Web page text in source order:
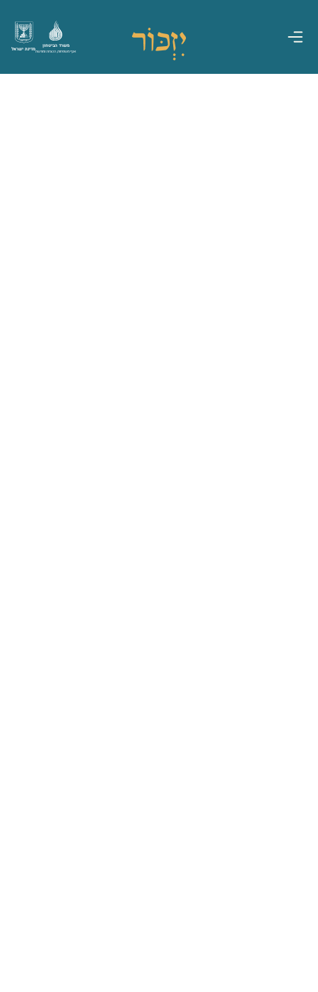
מדינת ישראל
משרד הביטחון
אגף משפחות, הנצחה ומורשת